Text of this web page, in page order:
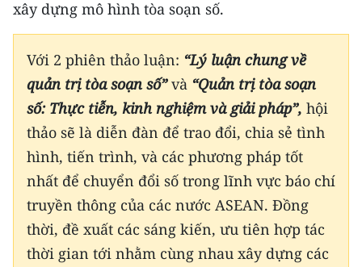
xây dựng mô hình tòa soạn số.
Với 2 phiên thảo luận: “Lý luận chung về
quản trị tòa soạn số”và “Quản trị tòa soạn
số: Thực tiễn, kinh nghiệm và giải pháp”, hội
thảo sẽ là diễn đàn để trao đổi, chia sẻ tình
hình, tiến trình, và các phương pháp tốt
nhất để chuyển đổi số trong lĩnh vực báo chí
truyền thông của các nước ASEAN. Đồng
thời, đề xuất các sáng kiến, ưu tiên hợp tác
thời gian tới nhằm cùng nhau xây dựng các